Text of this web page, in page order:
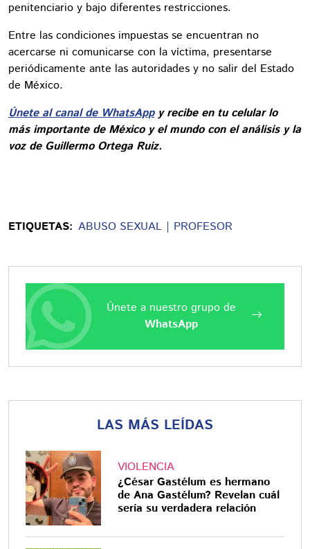
penitenciario y bajo diferentes restricciones.
Entre las condiciones impuestas se encuentran no
acercarse ni comunicarse con la víctima, presentarse
periódicamente ante las autoridades y no salir del Estado
de México.
Únete al canal de WhatsAppy recibe en tu celular lo
más importante de México y el mundo con el análisis y la
voz de Guillermo Ortega Ruiz.
ETIQUETAS: ABUSO SEXUAL PROFESOR
Únete a nuestro grupo de
WhatsApp
LAS MÁS LEÍDAS
VIOLENCIA
¿César Gastélum es hermano
de Ana Gastélum? Revelan cuál
sería su verdadera relación